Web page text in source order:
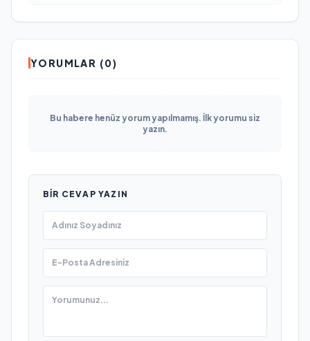
YORUMLAR (0)
Bu habere henüz yorum yapılmamış. İlk yorumu siz
yazın.
BIR CEVAP YAZIN